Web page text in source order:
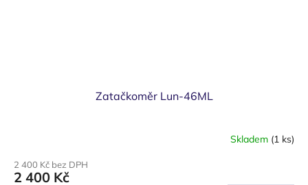
Zatačkoměr Lun-46ML
Skladem (1 ks)
2 400 Kč bez DPH
2 400 Kč